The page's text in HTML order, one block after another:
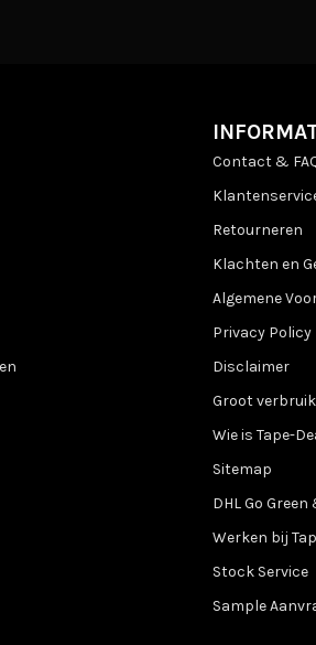
Contact &
Retourneren
Klachten en
Algemene
Privacy Policy
Disclaimer
Groot
Wie is Tape-
Sitemap
DHL Go
Werken bij
Stock Service
Sample